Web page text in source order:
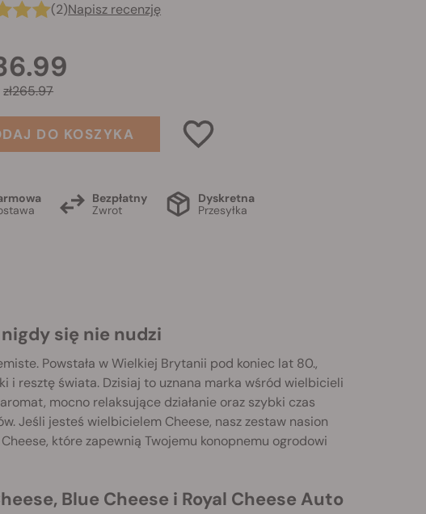
(2)Napisz recenzję
zł265.97
DO KOSZYKA
Bezpłatny
Zwrot
Dyskretna
Przesyłka
się nie nudzi
Powstała w Wielkiej Brytanii pod koniec lat 80.,
i resztę świata. Dzisiaj to uznana marka wśród wielbicieli
mocno relaksujące działanie oraz szybki czas
Jeśli jesteś wielbicielem Cheese, nasz zestaw nasion
które zapewnią Twojemu konopnemu ogrodowi
Blue Cheese i Royal Cheese Auto